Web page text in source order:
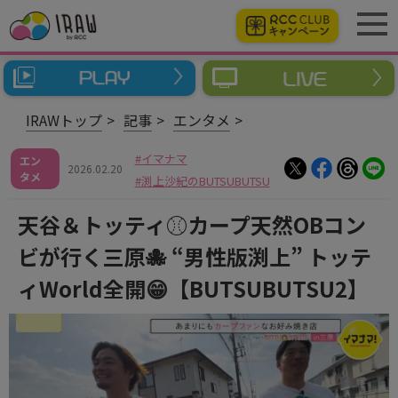
IRAWトップ 記事 エンタメ
エン
タメ
2026.02.20
イマナマ
渕上沙紀のBUTSUBUTSU
天谷＆トッティ⚾カープ天然OBコン
ビが行く三原🐙 “男性版渕上” トッテ
ィWorld全開😁【BUTSUBUTSU2】